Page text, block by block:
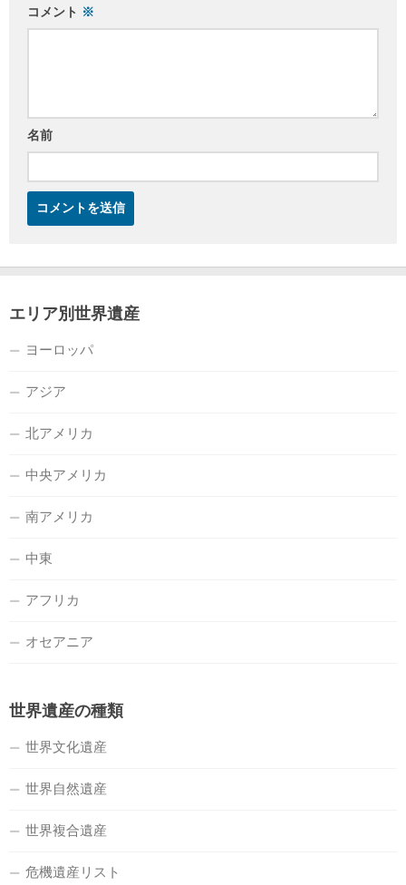
コメント ※
名前
エリア別世界遺産
ヨーロッパ
アジア
北アメリカ
中央アメリカ
南アメリカ
中東
アフリカ
オセアニア
世界遺産の種類
世界文化遺産
世界自然遺産
世界複合遺産
危機遺産リスト